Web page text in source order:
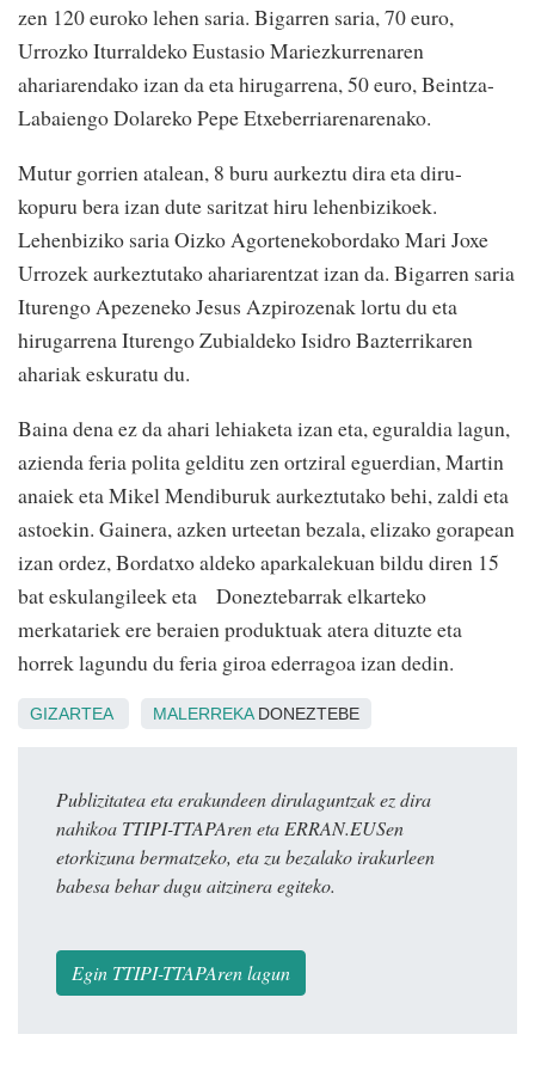
zen 120 euroko lehen saria. Bigarren saria, 70 euro,
Urrozko Iturraldeko Eustasio Mariezkurrenaren
ahariarendako izan da eta hirugarrena, 50 euro, Beintza-
Labaiengo Dolareko Pepe Etxeberriarenarenako.
Mutur gorrien atalean, 8 buru aurkeztu dira eta diru-
kopuru bera izan dute saritzat hiru lehenbizikoek.
Lehenbiziko saria Oizko Agortenekobordako Mari Joxe
Urrozek aurkeztutako ahariarentzat izan da. Bigarren saria
Iturengo Apezeneko Jesus Azpirozenak lortu du eta
hirugarrena Iturengo Zubialdeko Isidro Bazterrikaren
ahariak eskuratu du.
Baina dena ez da ahari lehiaketa izan eta, eguraldia lagun,
azienda feria polita gelditu zen ortziral eguerdian, Martin
anaiek eta Mikel Mendiburuk aurkeztutako behi, zaldi eta
astoekin. Gainera, azken urteetan bezala, elizako gorapean
izan ordez, Bordatxo aldeko aparkalekuan bildu diren 15
bat eskulangileek eta Doneztebarrak elkarteko
merkatariek ere beraien produktuak atera dituzte eta
horrek lagundu du feria giroa ederragoa izan dedin.
GIZARTEA MALERREKADONEZTEBE
Publizitatea eta erakundeen dirulaguntzak ez dira
nahikoa TTIPI-TTAPAren eta ERRAN.EUSen
etorkizuna bermatzeko, eta zu bezalako irakurleen
babesa behar dugu aitzinera egiteko.
Egin TTIPI-TTAPAren lagun